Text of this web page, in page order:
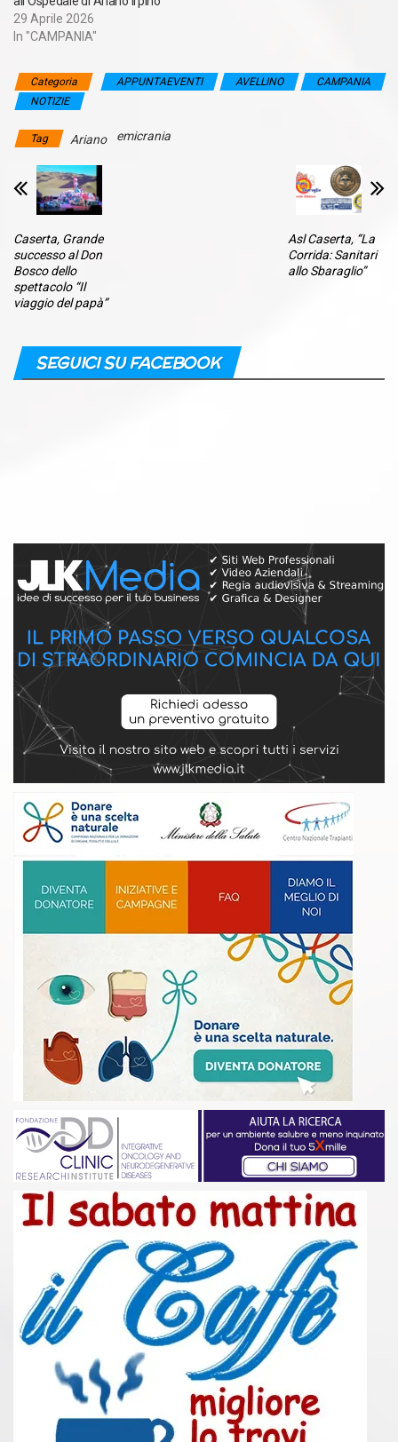
29 Aprile 2026
In "CAMPANIA"
Categoria APPUNTAEVENTI AVELLINO
CAMPANIA
NOTIZIE
Tag Ariano emicrania
Caserta, Grande
successo al Don
Bosco dello
spettacolo “Il
viaggio del papà”
Asl Caserta, “La
Corrida: Sanitari
allo Sbaraglio”
SEGUICI SU FACEBOOK